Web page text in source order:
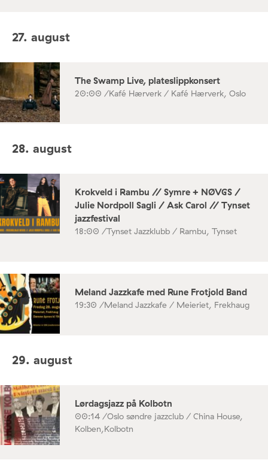
27. august
The Swamp Live, plateslippkonsert
20:00 /Kafé Hærverk / Kafé Hærverk, Oslo
28. august
Krokveld i Rambu // Symre + NØVGS /
Julie Nordpoll Sagli / Ask Carol // Tynset
jazzfestival
18:00 /Tynset Jazzklubb / Rambu, Tynset
Meland Jazzkafe med Rune Frotjold Band
19:30 /Meland Jazzkafe / Meieriet, Frekhaug
29. august
Lørdagsjazz på Kolbotn
00:14 /Oslo søndre jazzclub / China House,
Kolben,Kolbotn